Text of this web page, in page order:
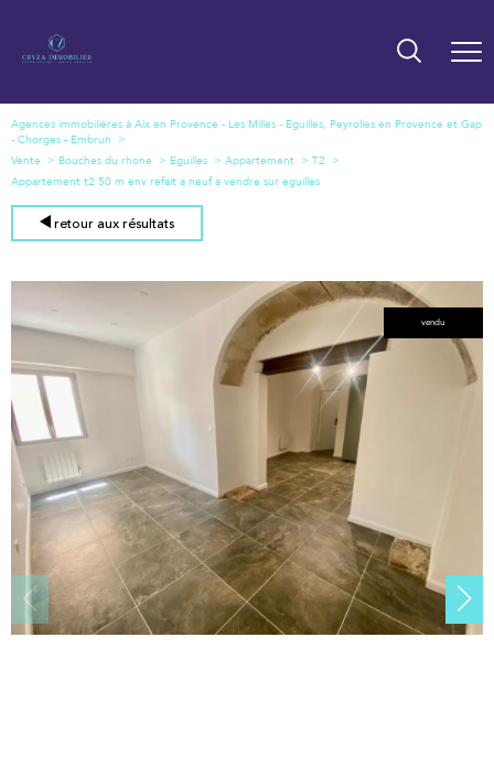
Agences immobilières à Aix en Provence - Les Milles - Eguilles, Peyrolles en Provence et Gap
- Chorges - Embrun
Vente
Bouches du rhone Eguilles Appartement
T2
Appartement t2 50 m env refait a neuf a vendre sur eguilles
retour aux résultats
vendu